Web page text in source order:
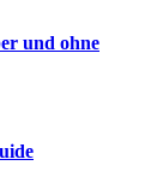
und ohne